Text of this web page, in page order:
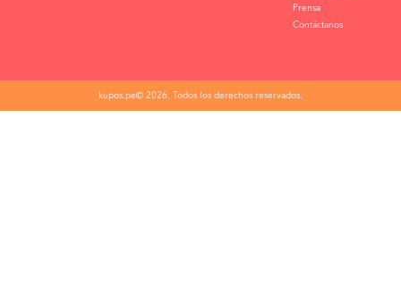
Prensa
Contáctanos
kupos.pe© 2026. Todos los derechos reservados.